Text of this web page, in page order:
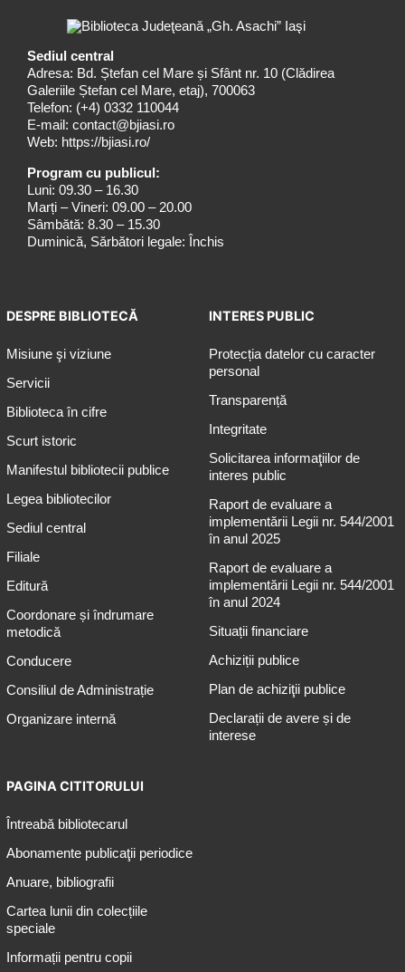
Sediul central
Adresa: Bd. Ștefan cel Mare și Sfânt nr. 10 (Clădirea
Galeriile Ștefan cel Mare, etaj), 700063
Telefon: (+4) 0332 110044
E-mail: contact@bjiasi.ro
Web: https://bjiasi.ro/
Program cu publicul:
Luni: 09.30 – 16.30
Marți – Vineri: 09.00 – 20.00
Sâmbătă: 8.30 – 15.30
Duminică, Sărbători legale: Închis
DESPRE BIBLIOTECĂ
Misiune şi viziune
Servicii
Biblioteca în cifre
Scurt istoric
Manifestul bibliotecii publice
Legea bibliotecilor
Sediul central
Filiale
Editură
Coordonare și îndrumare
metodică
Conducere
Consiliul de Administrație
Organizare internă
INTERES PUBLIC
Protecția datelor cu caracter
personal
Transparență
Integritate
Solicitarea informaţiilor de
interes public
Raport de evaluare a
implementării Legii nr. 544/2001
în anul 2025
Raport de evaluare a
implementării Legii nr. 544/2001
în anul 2024
Situații financiare
Achiziții publice
Plan de achiziţii publice
Declarații de avere și de
interese
PAGINA CITITORULUI
Întreabă bibliotecarul
Abonamente publicaţii periodice
Anuare, bibliografii
Cartea lunii din colecțiile
speciale
Informații pentru copii